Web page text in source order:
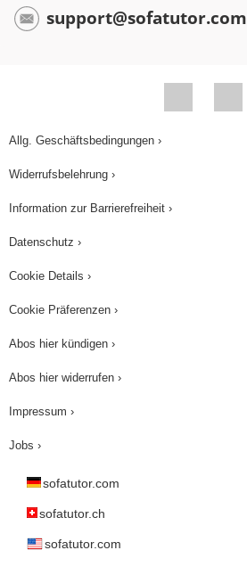
support@sofatutor.com
Allg. Geschäftsbedingungen ›
Widerrufsbelehrung ›
Information zur Barrierefreiheit ›
Datenschutz ›
Cookie Details ›
Cookie Präferenzen ›
Abos hier kündigen ›
Abos hier widerrufen ›
Impressum ›
Jobs ›
sofatutor.com
sofatutor.ch
sofatutor.com